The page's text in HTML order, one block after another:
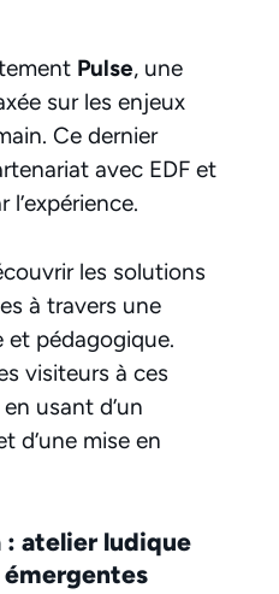
Pulse, une
sur les enjeux
Ce dernier
avec EDF et
l’expérience.
les solutions
à travers une
et pédagogique.
visiteurs à ces
en usant d’un
d’une mise en
: atelier ludique